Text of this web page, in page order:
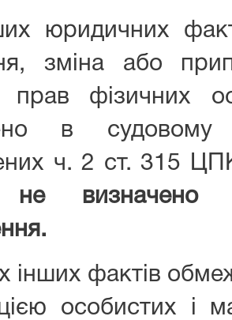
юридичних
зміна або
прав фізичних
в
ч. 2 ст. 315
не визначено
інших фактів
особистих і